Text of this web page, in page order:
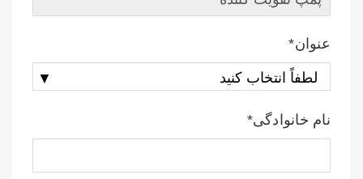
عنوان*
نام خانوادگی*